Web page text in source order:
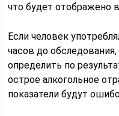
что будет отображено
Если человек
часов до
определить по
острое алкогольное
показатели будут